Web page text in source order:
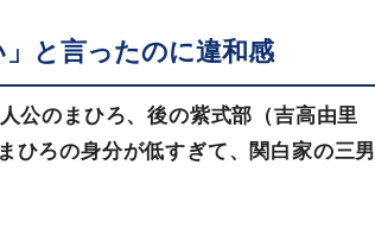
と言ったのに違和感
公のまひろ、後の紫式部（吉高由里
ひろの身分が低すぎて、関白家の三男